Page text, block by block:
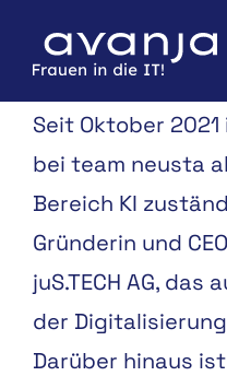
Seit Oktober 2021
bei team neusta
Bereich KI
Gründerin und
juS.TECH AG,
der
Darüber hinaus